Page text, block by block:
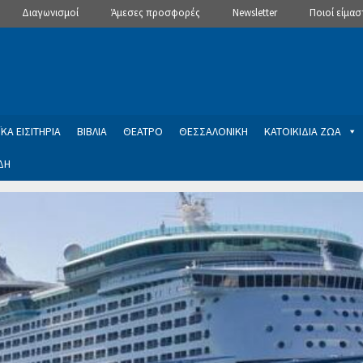
Διαγωνισμοί Άμεσες προσφορές Newsletter Ποιοί
ΕΙΣΙΤΗΡΙΑ ΒΙΒΛΙΑ ΘΕΑΤΡΟ ΘΕΣΣΑΛΟΝΙΚΗ ΚΑΤΟΙΚΙΔΙΑ ΖΩΑ
Newsletter
εγγραφής στο Newsletter του Dealistas.grΕπικοινωνία